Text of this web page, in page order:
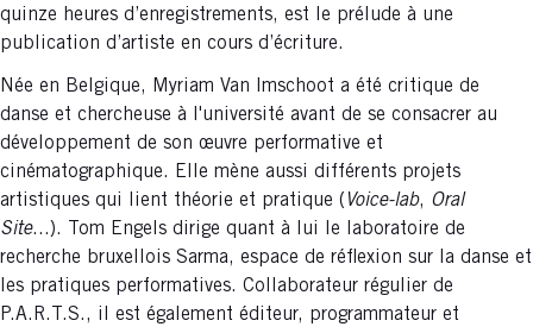
quinze heures d’enregistrements, est le prélude à une
publication d’artiste en cours d’écriture.
Née en Belgique, Myriam Van Imschoot a été critique de
danse et chercheuse à l'université avant de se consacrer au
développement de son œuvre performative et
cinématographique. Elle mène aussi différents projets
artistiques qui lient théorie et pratique ( Voice-lab, Oral
Site...). Tom Engels dirige quant à lui le laboratoire de
recherche bruxellois Sarma, espace de réflexion sur la danse et
les pratiques performatives. Collaborateur régulier de
P.A.R.T.S., il est également éditeur, programmateur et